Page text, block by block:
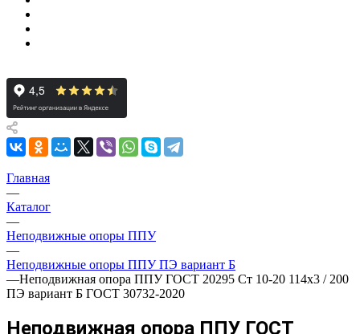
Главная
—
Каталог
—
Неподвижные опоры ППУ
—
Неподвижные опоры ППУ ПЭ вариант Б
—Неподвижная опора ППУ ГОСТ 20295 Ст 10-20 114x3 / 200
ПЭ вариант Б ГОСТ 30732-2020
Неподвижная опора ППУ ГОСТ